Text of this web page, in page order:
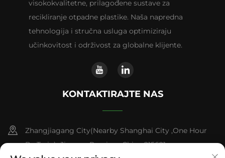
visokokvalitetne, prilagođene sustave za
recikliranje otpadne plastike. Naša napredna
tehnologija i stručna usluga optimiziraju
učinkovitost i održivost za globalne klijente.
KONTAKTIRAJTE NAS
Zhangjiagang City(Nearby Shanghai City ,One Hour
By Train) ,Jiangsu Province,China 215621